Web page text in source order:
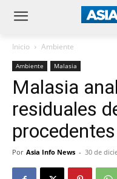
Inicio Ambiente
Ambiente Malasia
Malasia
residuales
Por Asia Info News - 30 de